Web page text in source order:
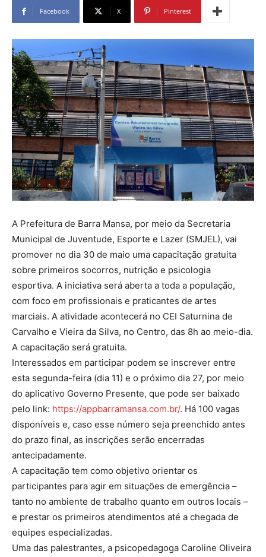
Facebook X Pinterest
A Prefeitura de Barra Mansa, por meio da Secretaria
Municipal de Juventude, Esporte e Lazer (SMJEL), vai
promover no dia 30 de maio uma capacitação gratuita
sobre primeiros socorros, nutrição e psicologia
esportiva. A iniciativa será aberta a toda a população,
com foco em profissionais e praticantes de artes
marciais. A atividade acontecerá no CEI Saturnina de
Carvalho e Vieira da Silva, no Centro, das 8h ao meio-dia.
A capacitação será gratuita.
Interessados em participar podem se inscrever entre
esta segunda-feira (dia 11) e o próximo dia 27, por meio
do aplicativo Governo Presente, que pode ser baixado
pelo link: https://appbarramansa.com.br/. Há 100 vagas
disponíveis e, caso esse número seja preenchido antes
do prazo final, as inscrições serão encerradas
antecipadamente.
A capacitação tem como objetivo orientar os
participantes para agir em situações de emergência –
tanto no ambiente de trabalho quanto em outros locais –
e prestar os primeiros atendimentos até a chegada de
equipes especializadas.
Uma das palestrantes, a psicopedagoga Caroline Oliveira